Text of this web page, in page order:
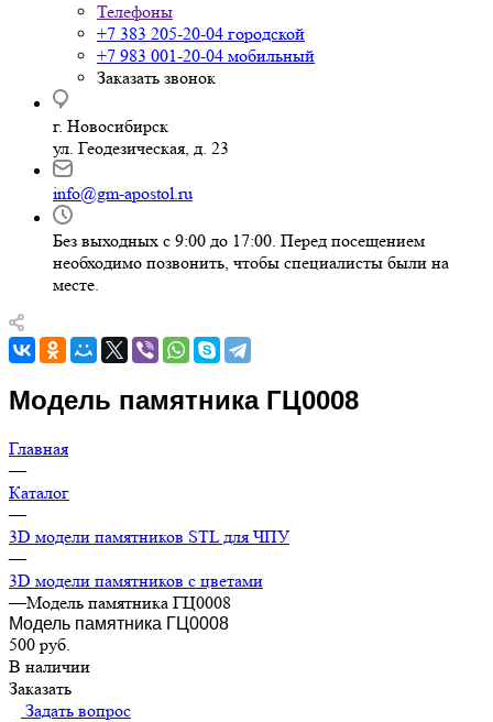
Телефоны
+7 383 205-20-04 городской
+7 983 001-20-04 мобильный
Заказать звонок
г. Новосибирск
ул. Геодезическая, д. 23
info@gm-apostol.ru
Без выходных с 9:00 до 17:00. Перед посещением
необходимо позвонить, чтобы специалисты были на
месте.
Модель памятника ГЦ0008
Главная
—
Каталог
—
3D модели памятников STL для ЧПУ
—
3D модели памятников с цветами
—Модель памятника ГЦ0008
Модель памятника ГЦ0008
500 руб.
В наличии
Заказать
Задать вопрос